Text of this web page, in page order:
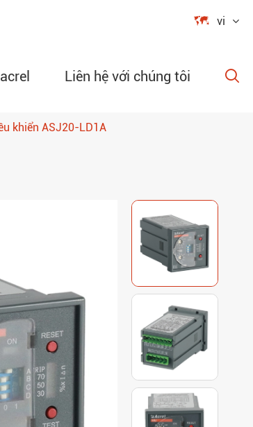
 vi
Liên hệ với chúng tôi 
khiển ASJ20-LD1A